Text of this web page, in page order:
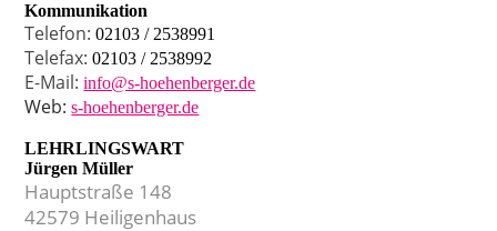
Kommunikation
Telefon:02103 / 2538991
Telefax: 02103 / 2538992
E-Mail: info@s-hoehenberger.de
Web: s-hoehenberger.de
LEHRLINGSWART
Jürgen Müller
Hauptstraße 148
42579 Heiligenhaus